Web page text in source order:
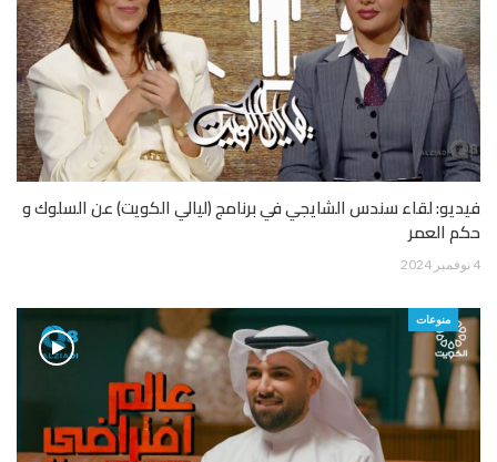
فيديو: لقاء سندس الشايجي في برنامج (ليالي الكويت) عن السلوك و
حكم العمر
4 نوفمبر 2024
منوعات